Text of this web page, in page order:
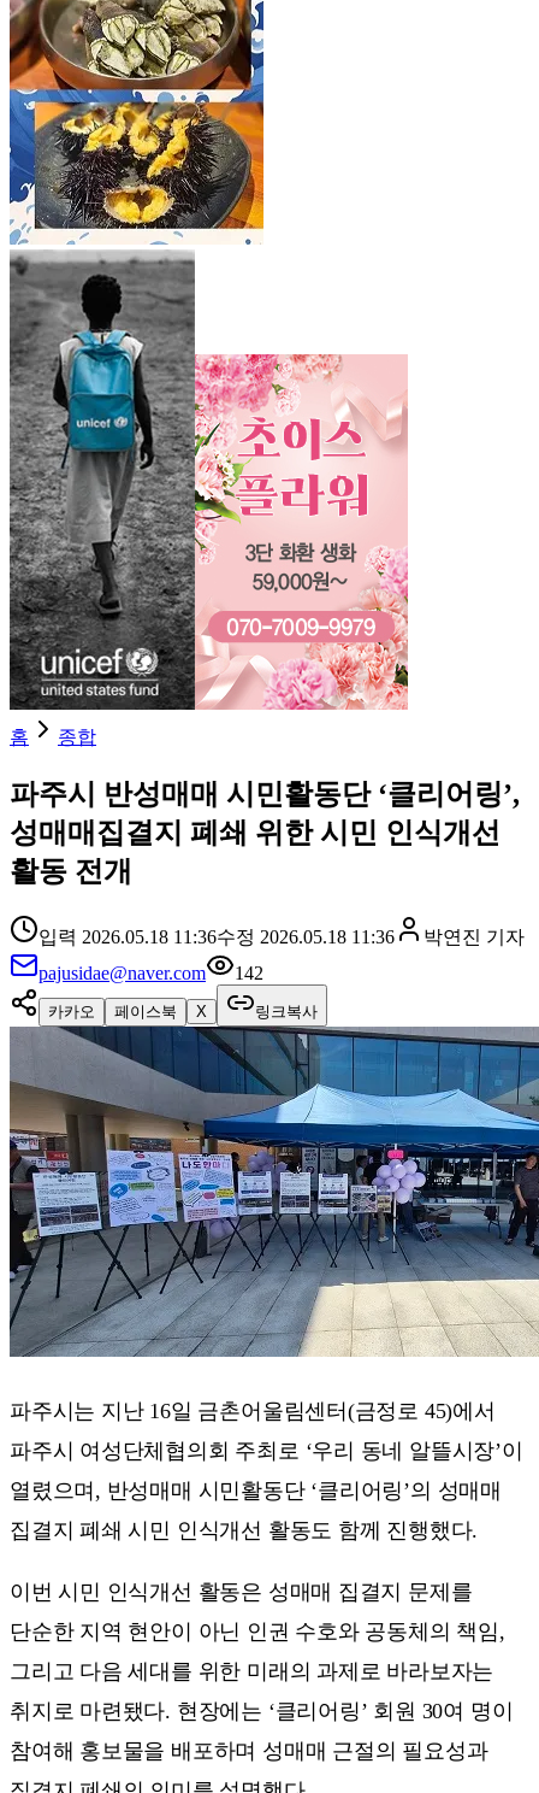
홈 종합
파주시 반성매매 시민활동단 ‘클리어링’,
성매매집결지 폐쇄 위한 시민 인식개선
활동 전개
입력 2026.05.18 11:36수정 2026.05.18 11:36 박연진 기자
pajusidae@naver.com
142
카카오 페이스북 X 링크복사
파주시는 지난 16일 금촌어울림센터(금정로 45)에서
파주시 여성단체협의회 주최로 ‘우리 동네 알뜰시장’이
열렸으며, 반성매매 시민활동단 ‘클리어링’의 성매매
집결지 폐쇄 시민 인식개선 활동도 함께 진행했다.
이번 시민 인식개선 활동은 성매매 집결지 문제를
단순한 지역 현안이 아닌 인권 수호와 공동체의 책임,
그리고 다음 세대를 위한 미래의 과제로 바라보자는
취지로 마련됐다. 현장에는 ‘클리어링’ 회원 30여 명이
참여해 홍보물을 배포하며 성매매 근절의 필요성과